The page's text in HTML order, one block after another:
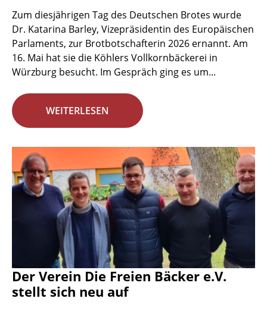
Zum diesjährigen Tag des Deutschen Brotes wurde
Dr. Katarina Barley, Vizepräsidentin des Europäischen
Parlaments, zur Brotbotschafterin 2026 ernannt. Am
16. Mai hat sie die Köhlers Vollkornbäckerei in
Würzburg besucht. Im Gespräch ging es um...
WEITERLESEN
Der Verein Die Freien Bäcker e.V.
stellt sich neu auf